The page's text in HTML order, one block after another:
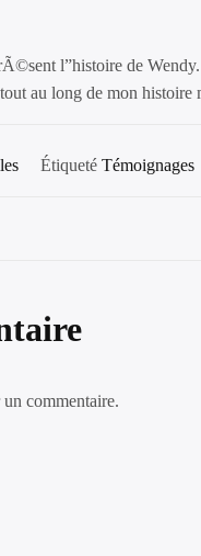
l”histoire de Wendy.
au long de mon histoire
Étiqueté Témoignages
commentaire.